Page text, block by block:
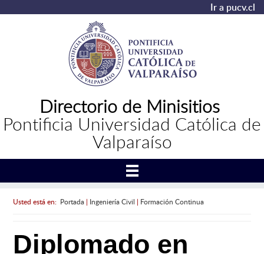
Ir a pucv.cl
Directorio de Minisitios
Pontificia Universidad Católica de
Valparaíso
Usted está en: Portada| Ingeniería Civil | Formación Continua
Diplomado en